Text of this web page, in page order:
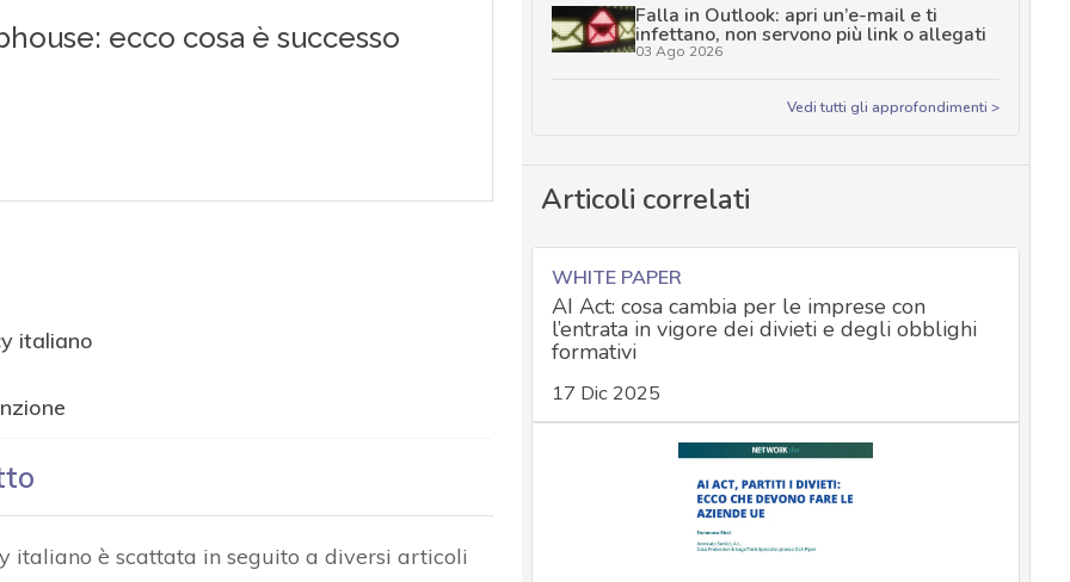
italiano
italiano è scattata in seguito a diversi articoli
Falla in Outlook: apri un’e-mail e ti
infettano, non servono più link o allegati
03 Ago 2026
Vedi tutti gli approfondimenti >
Articoli correlati
WHITE PAPER
AI Act: cosa cambia per le imprese con
l’entrata in vigore dei divieti e degli obblighi
formativi
17 Dic 2025